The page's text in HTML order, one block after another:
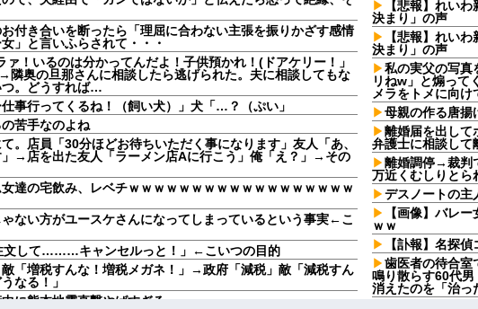
付き合いを断ったら「理屈に合わない主張を振りかざす感情
」と言いふらされて・・・
ァ！いるのは分かってんだよ！子供預かれ！(ドアケリー！」
奥の旦那さんに相談したら逃げられた。夫に相談してもな
つ。どうすれば…
事行ってくるね！（飼い犬）」犬「…？（ぷい」
苦手なのよね
。店員「30分ほどお待ちいただく事になります」友人「あ、
」→店を出た友人「ラーメン店Aに行こう」俺「え？」→その
達の宅飲み、レベチｗｗｗｗｗｗｗｗｗｗｗｗｗｗｗｗｗｗ
ない方がユースケさんになってしまっているという事実←こ
文して………キャンセルっと！」←こいつの目的
「増税すんな！増税メガネ！」→政府「減税」敵「減税すん
なる！」
中に熊本地震直撃やばすぎる
【悲報】れい
決まり」の声
【悲報】れい
決まり」の声
私の実父の写真
リねw」と煽って
メラをトメに向
母親の作る唐
離婚届を出して
弁護士に相談して
離婚調停→裁判
万近くむしりとら
デスノートの主
【画像】バレ
ｗｗ
【訃報】名探
歯医者の待合室
鳴り散らす60代
消えたのを「治っ